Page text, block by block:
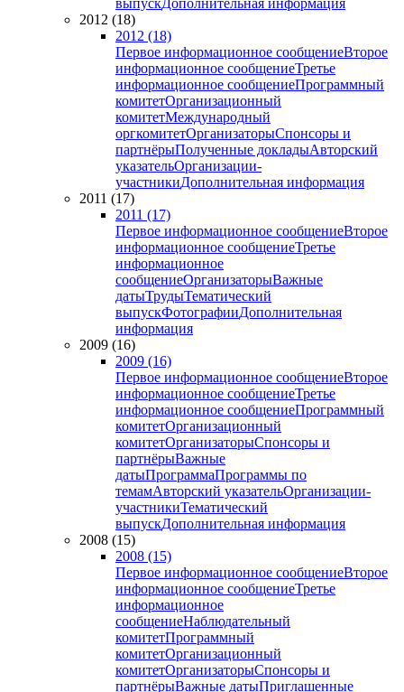
выпускДополнительная информация
2012 (18)
2012 (18)
Первое информационное сообщениеВторое
информационное сообщениеТретье
информационное сообщениеПрограммный
комитетОрганизационный
комитетМеждународный
оргкомитетОрганизаторыСпонсоры и
партнёрыПолученные докладыАвторский
указательОрганизации-
участникиДополнительная информация
2011 (17)
2011 (17)
Первое информационное сообщениеВторое
информационное сообщениеТретье
информационное
сообщениеОрганизаторыВажные
датыТрудыТематический
выпускФотографииДополнительная
информация
2009 (16)
2009 (16)
Первое информационное сообщениеВторое
информационное сообщениеТретье
информационное сообщениеПрограммный
комитетОрганизационный
комитетОрганизаторыСпонсоры и
партнёрыВажные
датыПрограммаПрограммы по
темамАвторский указательОрганизации-
участникиТематический
выпускДополнительная информация
2008 (15)
2008 (15)
Первое информационное сообщениеВторое
информационное сообщениеТретье
информационное
сообщениеНаблюдательный
комитетПрограммный
комитетОрганизационный
комитетОрганизаторыСпонсоры и
партнёрыВажные датыПриглашенные